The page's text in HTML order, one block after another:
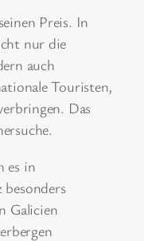
Preis. In
nur die
auch
Touristen,
Das
es in
Galicien